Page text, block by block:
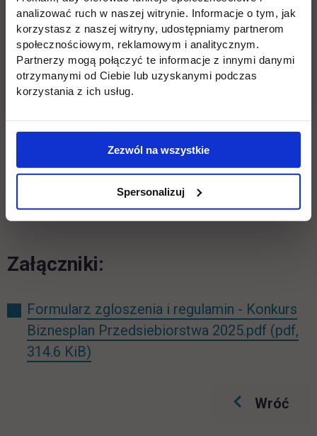
analizować ruch w naszej witrynie. Informacje o tym, jak
korzystasz z naszej witryny, udostępniamy partnerom
społecznościowym, reklamowym i analitycznym.
Partnerzy mogą połączyć te informacje z innymi danymi
otrzymanymi od Ciebie lub uzyskanymi podczas
korzystania z ich usług.
Zezwól na wszystkie
Spersonalizuj
ufundowane przez Rektora Uczelni.
Zdobywcy II-ego i III-ego miejsca
otrzymają nagrody w postaci książek z
zakresu finansów. Wszyscy zdobywcy
nagród otrzymają również pamiątkowe
Zgłoszenia udziału prosimy przesyłać
do dnia 28 lutego 2025 r. na adres e-
konkurs.biznesplan@uth.edu.pl
Załączniki:
Formularz zgloszenia i regulamin - Konkurs
Biznesplan Przedsiebiorstwa 2025.pdf (pdf,
314.6 KiB)
Wróć